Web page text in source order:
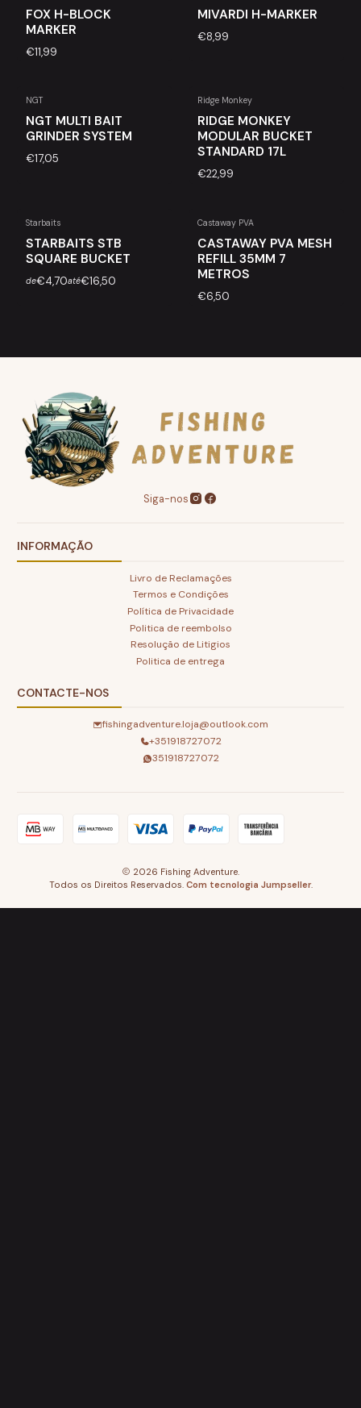
FOX H-BLOCK
MARKER
€11,99
MIVARDI H-MARKER
€8,99
NGT
NGT MULTI BAIT
GRINDER SYSTEM
€17,05
Ridge Monkey
RIDGE MONKEY
MODULAR BUCKET
STANDARD 17L
€22,99
Starbaits
STARBAITS STB
SQUARE BUCKET
de€4,70até€16,50
Castaway PVA
CASTAWAY PVA MESH
REFILL 35MM 7
METROS
€6,50
Siga-nos
INFORMAÇÃO
Livro de Reclamações
Termos e Condições
Política de Privacidade
Politica de reembolso
Resolução de Litigios
Politica de entrega
CONTACTE-NOS
fishingadventure.loja@outlook.com
+351918727072
351918727072
2026 Fishing Adventure.
Todos os Direitos Reservados. Com tecnologia Jumpseller.